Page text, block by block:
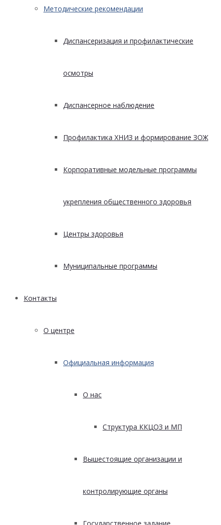
Методические рекомендации
Диспансеризация и профилактические
осмотры
Диспансерное наблюдение
Профилактика ХНИЗ и формирование ЗОЖ
Корпоративные модельные программы
укрепления общественного здоровья
Центры здоровья
Муниципальные программы
Контакты
О центре
Официальная информация
О нас
Структура ККЦОЗ и МП
Вышестоящие организации и
контролирующие органы